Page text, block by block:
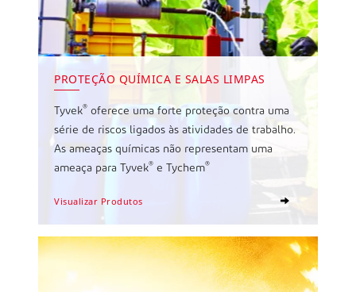
PROTEÇÃO QUÍMICA E SALAS LIMPAS
Tyvek® oferece uma forte proteção contra uma
série de riscos ligados às atividades de trabalho.
As ameaças químicas não representam uma
ameaça para Tyvek® e Tychem®
Visualizar Produtos